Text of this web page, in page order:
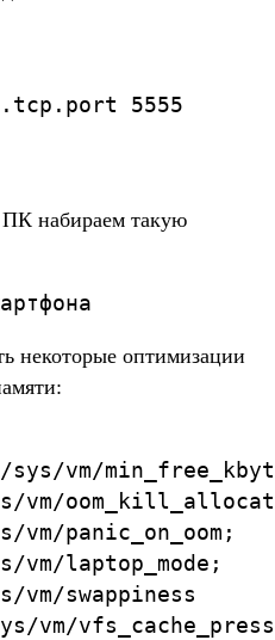
5555
набираем такую
некоторые оптимизации
vm/
vm/
panic_on_oom;
laptop_mode;
swappiness
vm/